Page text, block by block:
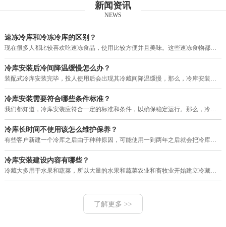
新闻资讯
NEWS
速冻冷库和冷冻冷库的区别？
现在很多人都比较喜欢吃速冻食品，使用比较方便并且美味。这些速冻食物都需要用冷库进行保存，目前市场上的冷库有速冻冷库和冷冻
冷库安装后冷间降温缓慢怎么办？
装配式冷库安装完毕，投人使用后会出现其冷藏间降温缓慢，那么，冷库安装后冷间降温缓慢怎么办？其大致故障原因和排除方法如下。
冷库安装需要符合哪些条件标准？
我们都知道，冷库安装应符合一定的标准和条件，以确保稳定运行。那么，冷库安装需要符合哪些条件标准？下面就由河南赛福特机电工
冷库长时间不使用该怎么维护保养？
有些客户新建一个冷库之后由于种种原因，可能使用一到两年之后就会把冷库暂停使用一段很长的时间，那么，我们的冷库长时间不使用
冷库安装建设内容有哪些？
冷藏大多用于水果和蔬菜，所以大量的水果和蔬菜农业和畜牧业开始建立冷藏。现在的冷库建设，设计理念多变，工艺也改进了很多，配
了解更多 >>